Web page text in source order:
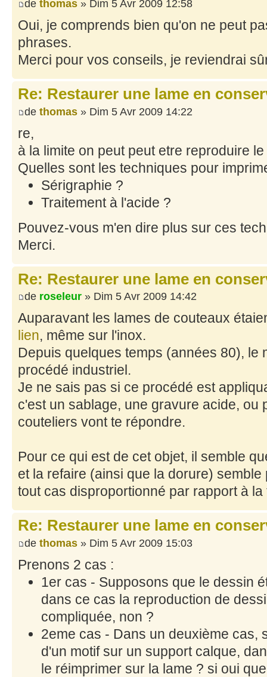
de thomas » Dim 5 Avr 2009 12:58
Oui, je comprends bien qu'on ne peut
phrases.
Merci pour vos conseils, je reviendrai
Re: Restaurer une lame en
de thomas » Dim 5 Avr 2009 14:22
re,
à la limite on peut peut etre reproduire
Quelles sont les techniques pour
Sérigraphie ?
Traitement à l'acide ?
Pouvez-vous m'en dire plus sur ces
Merci.
Re: Restaurer une lame en
de roseleur » Dim 5 Avr 2009 14:42
Auparavant les lames de couteaux
lien, même sur l'inox.
Depuis quelques temps (années 80), le
procédé industriel.
Je ne sais pas si ce procédé est
c'est un sablage, une gravure acide, ou
couteliers vont te répondre.
Pour ce qui est de cet objet, il semble
et la refaire (ainsi que la dorure)
tout cas disproportionné par rapport à
Re: Restaurer une lame en
de thomas » Dim 5 Avr 2009 15:03
Prenons 2 cas :
1er cas - Supposons que le dessin
dans ce cas la reproduction de
compliquée, non ?
2eme cas - Dans un deuxième cas,
d'un motif sur un support calque,
le réimprimer sur la lame ? si oui